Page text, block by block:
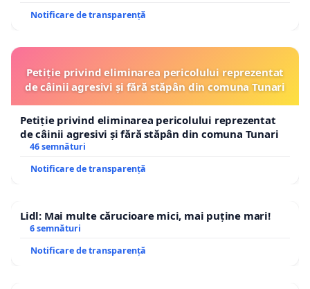
Notificare de transparență
Petiție privind eliminarea pericolului reprezentat
de câinii agresivi și fără stăpân din comuna Tunari
Petiție privind eliminarea pericolului reprezentat
de câinii agresivi și fără stăpân din comuna Tunari
46 semnături
Notificare de transparență
Lidl: Mai multe cărucioare mici, mai puține mari!
6 semnături
Notificare de transparență